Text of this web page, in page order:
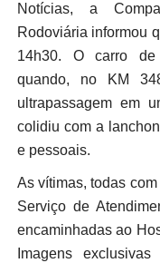
Notícias, a
Rodoviária informou
14h30. O carro de
quando, no KM
ultrapassagem em
colidiu com a
e pessoais.
As vítimas, todas
Serviço de
encaminhadas ao
Imagens